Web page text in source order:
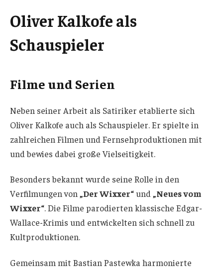
Oliver Kalkofe als
Schauspieler
Filme und Serien
Neben seiner Arbeit als Satiriker etablierte sich
Oliver Kalkofe auch als Schauspieler. Er spielte in
zahlreichen Filmen und Fernsehproduktionen mit
und bewies dabei große Vielseitigkeit.
Besonders bekannt wurde seine Rolle in den
Verfilmungen von „Der Wixxer“und „Neues vom
Wixxer“. Die Filme parodierten klassische Edgar-
Wallace-Krimis und entwickelten sich schnell zu
Kultproduktionen.
Gemeinsam mit Bastian Pastewka harmonierte